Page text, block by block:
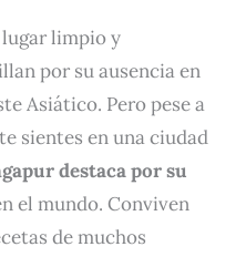
limpio y
por su ausencia en
Asiático. Pero pese a
sientes en una ciudad
destaca por su
el mundo. Conviven
de muchos